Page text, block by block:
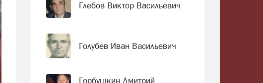
Глебов Виктор Васильевич
Голубев Иван Васильевич
Горбушкин Дмитрий